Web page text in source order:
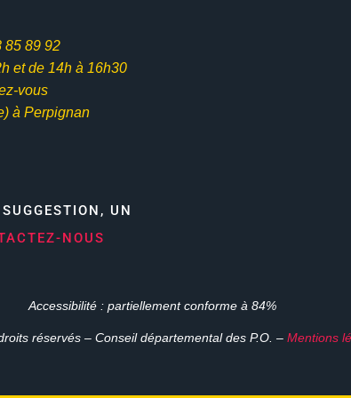
85 89 92
etde 14h à 16h30
vous
à Perpignan
UN
NOUS
Accessibilité : partiellement conforme à 84%
réservés – Conseil départemental des P.O. – Mentions